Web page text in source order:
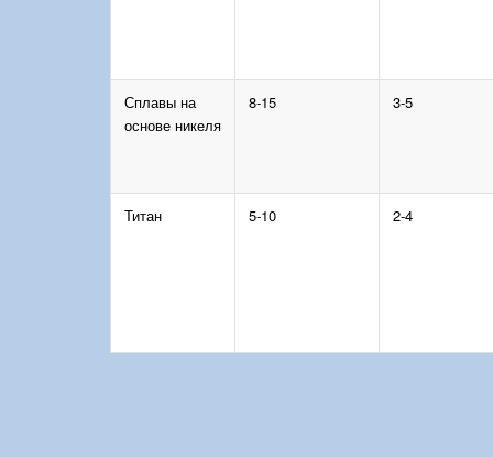
Сплавы на
основе никеля
8-15 3-5
Титан 5-10 2-4